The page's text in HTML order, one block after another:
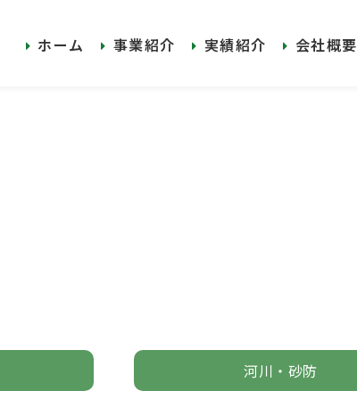
ホーム 事業紹介 実績紹介 会社概要
河川・砂防